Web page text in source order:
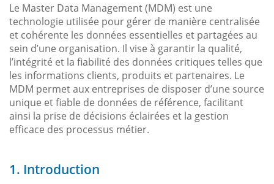
Le Master Data Management (MDM) est une
technologie utilisée pour gérer de manière centralisée
et cohérente les données essentielles et partagées au
sein d’une organisation. Il vise à garantir la qualité,
l’intégrité et la fiabilité des données critiques telles que
les informations clients, produits et partenaires. Le
MDM permet aux entreprises de disposer d’une source
unique et fiable de données de référence, facilitant
ainsi la prise de décisions éclairées et la gestion
efficace des processus métier.
1. Introduction